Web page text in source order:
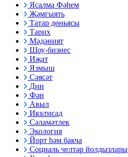
Ясалма Фәһем
Җәмгыять
Татар дөньясы
Тарих
Мәдәният
Шоу-бизнес
Иҗат
Язмыш
Сәясәт
Дин
Фән
Авыл
Икътисад
Сәламәтлек
Экология
Йорт һәм бакча
Социаль челтәр йолдызлары